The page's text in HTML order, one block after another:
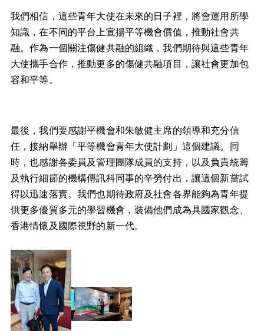
我們相信，這些青年大使在未來的日子裡，將會運用所學
知識，在不同的平台上宣揚平等機會價值，推動社會共
融。作為一個關注傷健共融的組織，我們期待與這些青年
大使攜手合作，推動更多的傷健共融項目，讓社會更加包
容和平等。
最後，我們要感謝平機會和朱敏健主席的領導和充分信
任，接納舉辦「平等機會青年大使計劃」這個建議。同
時，也感謝各委員及管理團隊成員的支持，以及負責統籌
及執行細節的機構傳訊科同事的辛勞付出，讓這個新嘗試
得以迅速落實。我們也期待政府及社會各界能夠為青年提
供更多優質多元的學習機會，裝備他們成為具國家觀念、
香港情懷及國際視野的新一代。